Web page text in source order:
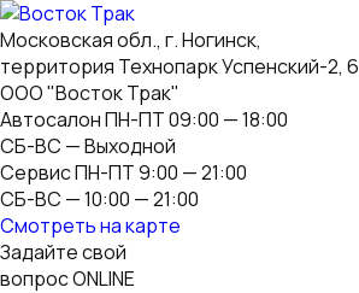
Московская обл., г. Ногинск,
территория Технопарк Успенский-2, 6
ООО "Восток Трак"
Автосалон ПН-ПТ 09:00 — 18:00
СБ-ВС — Выходной
Сервис ПН-ПТ 9:00 — 21:00
СБ-ВС — 10:00 — 21:00
Смотреть на карте
Задайте свой
вопрос ONLINE